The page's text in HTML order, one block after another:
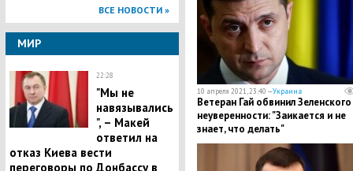
ВСЕ НОВОСТИ »
МИР
22:28
"Мы не
навязывались
", – Макей
ответил на
отказ Киева вести
переговоры по Донбассу в
10 апреля 2021, 23:40 —Украина
Ветеран Гай обвинил Зеленского
неуверенности: "Заикается и не
знает, что делать"